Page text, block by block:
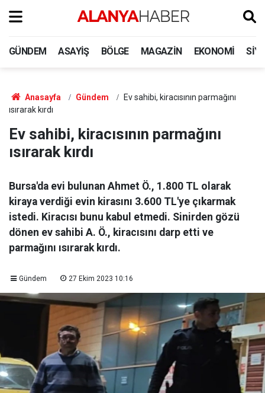
GÜNDEM ASAYIŞ BÖLGE MAGAZIN EKONOMI
Anasayfa Gündem
Ev sahibi, kiracısının parmağını
ısırarak kırdı
Ev sahibi, kiracısının parmağını
ısırarak kırdı
Bursa'da evi bulunan Ahmet Ö., 1.800 TL olarak
kiraya verdiği evin kirasını 3.600 TL'ye çıkarmak
istedi. Kiracısı bunu kabul etmedi. Sinirden gözü
dönen ev sahibi A. Ö., kiracısını darp etti ve
parmağını ısırarak kırdı.
Gündem 27 Ekim 2023 10:16